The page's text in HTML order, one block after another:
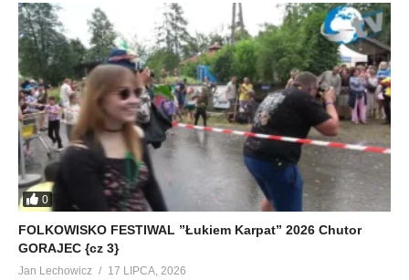
0
FOLKOWISKO FESTIWAL ”Łukiem Karpat” 2026 Chutor
GORAJEC {cz 3}
Jan Lechowicz 17 LIPCA, 2026